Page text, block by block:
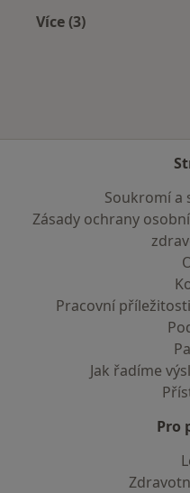
Více (3)
Soukromí a
Zásady ochrany
Pracovní příležitosti
Jak řadíme
Pro